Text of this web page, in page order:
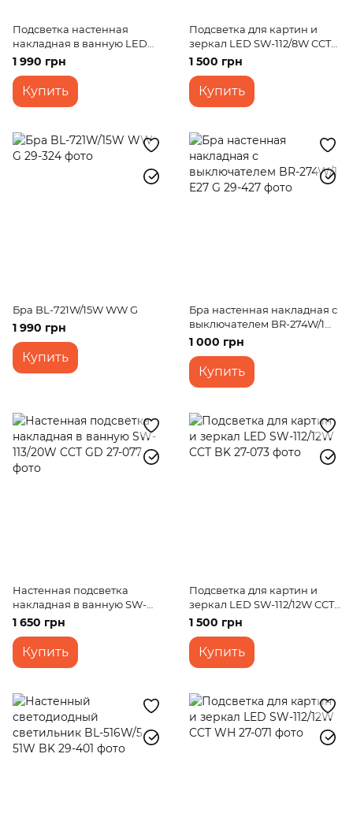
Подсветка настенная
накладная в ванную LED
SW-106/9W NW
1 990 грн
Купить
Подсветка для картин и
зеркал LED SW-112/8W CCT
BK
1 500 грн
Купить
Бра BL-721W/15W WW G
1 990 грн
Купить
Бра настенная накладная с
выключателем BR-274W/1
E27 G
1 000 грн
Купить
Настенная подсветка
накладная в ванную SW-
113/20W CCT GD
1 650 грн
Купить
Подсветка для картин и
зеркал LED SW-112/12W CCT
BK
1 500 грн
Купить